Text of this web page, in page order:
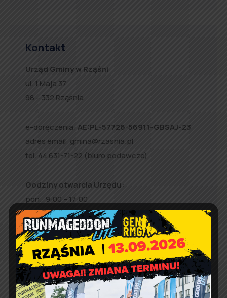
Kontakt
Urząd Gminy w Rząśni
ul. 1 Maja 37
98 – 332 Rząśnia
e-doręczenia: AE:PL-57726-56911-GBSAJ-23
adres email: gmina@rzasnia.pl
tel. 44 631-71-22 (biuro podawcze)
Godziny otwarcia Urzędu:
pon.: 9:00 – 17:00
wt. – pt.: 7:30 – 15:30
Jakość powietrza